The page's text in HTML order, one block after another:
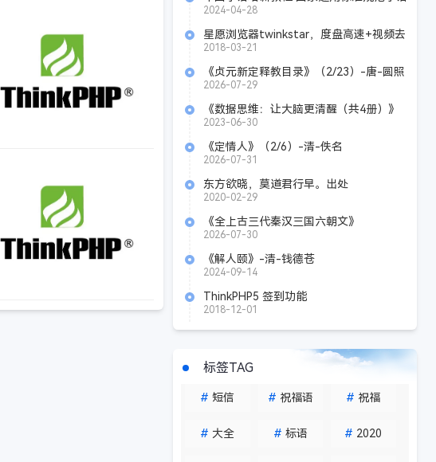
零基础学起
2024-04-28
星愿浏览器twinkstar，度盘高速+视频去
广告+漫画阅读模式
2018-03-21
《贞元新定释教目录》（2/23）-唐-圆照
2026-07-29
《数据思维：让大脑更清醒（共4册）》
Azw3+Mobi+Epub+Pdf
2023-06-30
《定情人》（2/6）-清-佚名
2026-07-31
东方欲晓，莫道君行早。出处
________________。
2020-02-29
《全上古三代秦汉三国六朝文》
（137/305）-清-严可均
2026-07-30
《解人颐》-清-钱德苍
2024-09-14
ThinkPHP5 签到功能
2018-12-01
标签TAG
# 短信 # 祝福语 # 祝福
# 大全 # 标语 # 2020